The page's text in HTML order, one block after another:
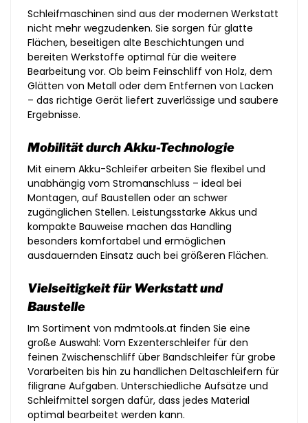
Schleifmaschinen sind aus der modernen Werkstatt
nicht mehr wegzudenken. Sie sorgen für glatte
Flächen, beseitigen alte Beschichtungen und
bereiten Werkstoffe optimal für die weitere
Bearbeitung vor. Ob beim Feinschliff von Holz, dem
Glätten von Metall oder dem Entfernen von Lacken
– das richtige Gerät liefert zuverlässige und saubere
Ergebnisse.
Mobilität durch Akku-Technologie
Mit einem Akku-Schleifer arbeiten Sie flexibel und
unabhängig vom Stromanschluss – ideal bei
Montagen, auf Baustellen oder an schwer
zugänglichen Stellen. Leistungsstarke Akkus und
kompakte Bauweise machen das Handling
besonders komfortabel und ermöglichen
ausdauernden Einsatz auch bei größeren Flächen.
Vielseitigkeit für Werkstatt und
Baustelle
Im Sortiment von mdmtools.at finden Sie eine
große Auswahl: Vom Exzenterschleifer für den
feinen Zwischenschliff über Bandschleifer für grobe
Vorarbeiten bis hin zu handlichen Deltaschleifern für
filigrane Aufgaben. Unterschiedliche Aufsätze und
Schleifmittel sorgen dafür, dass jedes Material
optimal bearbeitet werden kann.